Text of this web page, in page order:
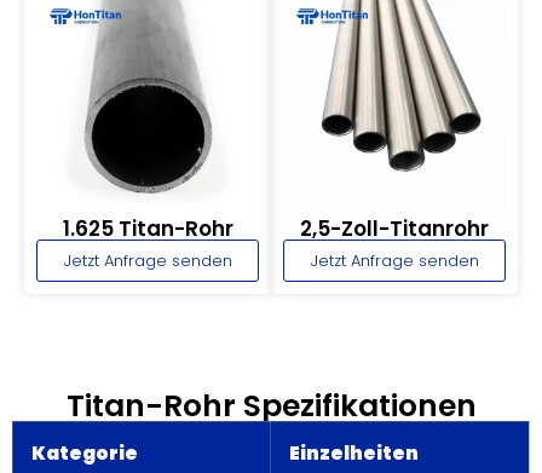
1.625 Titan-Rohr
Jetzt Anfrage senden
2,5-Zoll-Titanrohr
Jetzt Anfrage senden
Titan-Rohr Spezifikationen
Kategorie Einzelheiten